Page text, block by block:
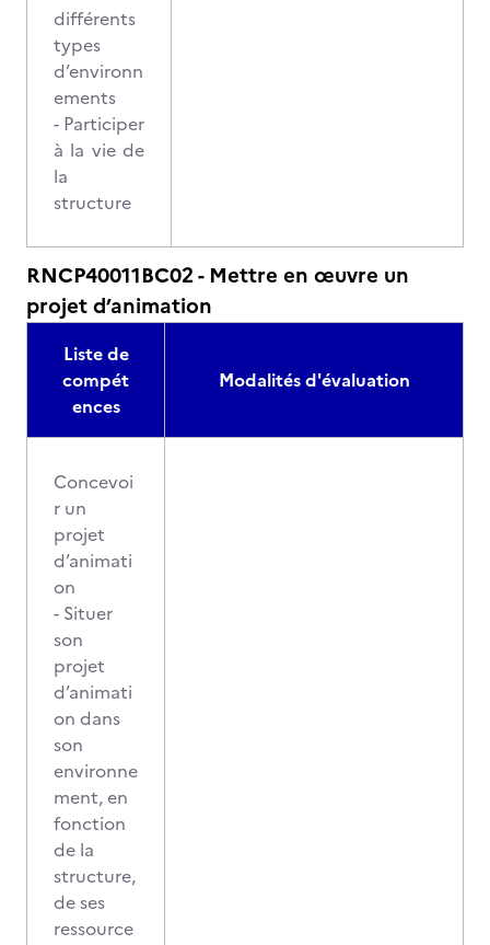
différents
types
d’environn
ements
- Participer
à la vie de
la
structure
RNCP40011BC02 - Mettre en œuvre un
projet d’animation
Liste de
compét
ences
Modalités d'évaluation
Concevoi
r un
projet
d’animati
on
- Situer
son
projet
d’animati
on dans
son
environne
ment, en
fonction
de la
structure,
de ses
ressource